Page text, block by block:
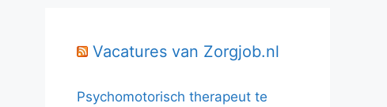
Vacatures van Zorgjob.nl
Psychomotorisch therapeut te